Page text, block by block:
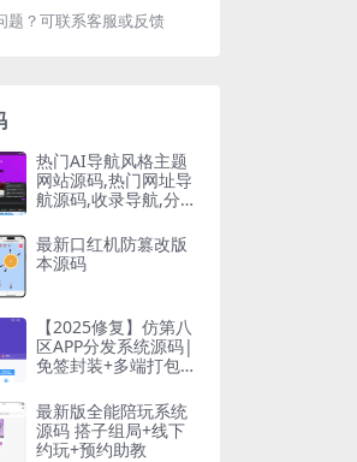
题？可联系客服或反馈
热门AI导航风格主题
网站源码,热门网址导
航源码,收录导航,分
源码
最新口红机防篡改版
本源码
【2025修复】仿第八
区APP分发系统源码|
免签封装+多端打包|
发+企业
最新版全能陪玩系统
源码 搭子组局+线下
约玩+预约助教